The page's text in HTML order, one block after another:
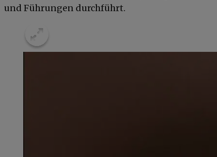
und Führungen durchführt.